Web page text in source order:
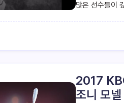
많은 선수들이
2017
조니 모넬